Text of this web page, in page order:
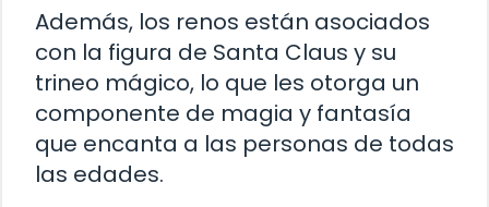
Además, los renos están asociados
con la figura de Santa Claus y su
trineo mágico, lo que les otorga un
componente de magia y fantasía
que encanta a las personas de todas
las edades.